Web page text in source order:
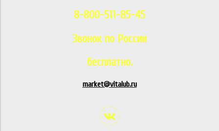
8-800-511-85-45
Звонок по России
бесплатно.
market@vitalub.ru